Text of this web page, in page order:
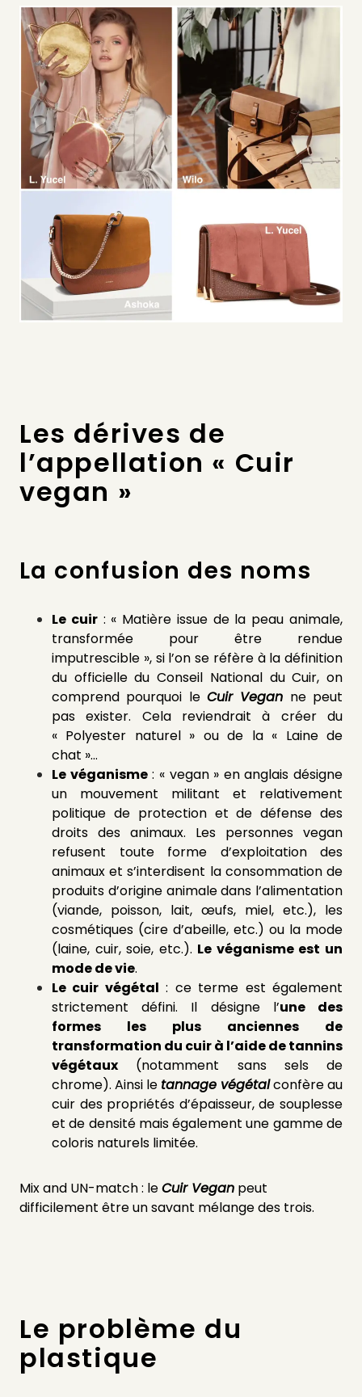
Les dérives de
l’appellation « Cuir
vegan »
La confusion des noms
Le cuir: « Matière issue de la peau animale,
transformée pour être rendue
imputrescible », si l’on se réfère à la définition
du officielle du Conseil National du Cuir, on
comprend pourquoi le Cuir Vegan ne peut
pas exister. Cela reviendrait à créer du
« Polyester naturel » ou de la « Laine de
chat »…
Le véganisme: « vegan » en anglais désigne
un mouvement militant et relativement
politique de protection et de défense des
droits des animaux. Les personnes vegan
refusent toute forme d’exploitation des
animaux et s’interdisent la consommation de
produits d’origine animale dans l’alimentation
(viande, poisson, lait, œufs, miel, etc.), les
cosmétiques (cire d’abeille, etc.) ou la mode
(laine, cuir, soie, etc.). Le véganisme est un
mode de vie.
Le cuir végétal : ce terme est également
strictement défini. Il désigne l’une des
formes les plus anciennes de
transformation du cuir à l’aide de tannins
végétaux (notamment sans sels de
chrome). Ainsi le tannage végétalconfère au
cuir des propriétés d’épaisseur, de souplesse
et de densité mais également une gamme de
coloris naturels limitée.
Mix and UN-match : leCuirVegan peut
difficilement être un savant mélange des trois.
Le problème du
plastique